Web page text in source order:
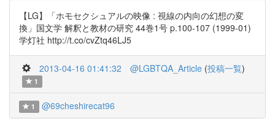
【LG】「ホモセクシュアルの映像 : 視線の内向の幻想の変
換」国文学 解釈と教材の研究 44巻1号 p.100-107 (1999-01)
学灯社 http://t.co/cvZtq46LJ5
2013-04-16 01:41:32 @LGBTQA_Article (投稿一覧)
1
1 @69cheshirecat96